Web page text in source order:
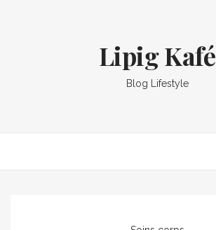
Lipig Kafé
Blog Lifestyle